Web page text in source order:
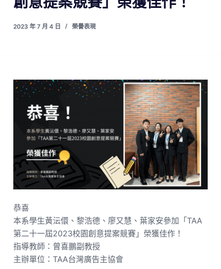
2023 年 7 月 4 日 榮譽表現
恭喜
本系學生黃沄儇、黎浩德、廖又慧、葉家安參加「TAA
第二十一屆2023校園創意提案競賽」榮獲佳作！
指導教師：曾喜鵬副教授
主辦單位：TAA台灣廣告主協會